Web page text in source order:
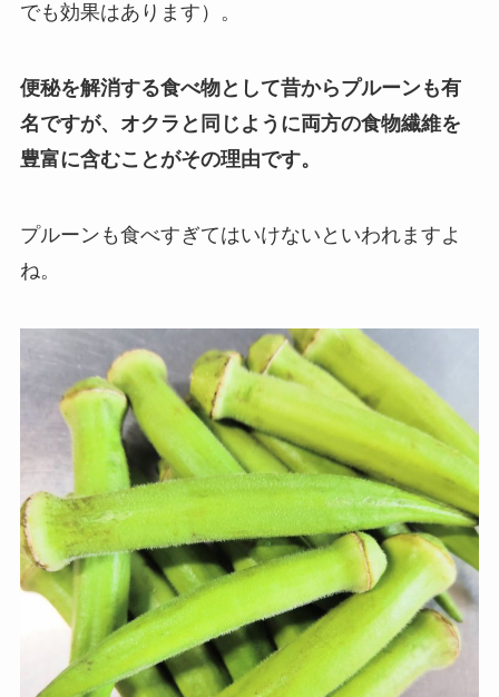
でも効果はあります）。
便秘を解消する食べ物として昔からプルーンも有
名ですが、オクラと同じように両方の食物繊維を
豊富に含むことがその理由です。
プルーンも食べすぎてはいけないといわれますよ
ね。